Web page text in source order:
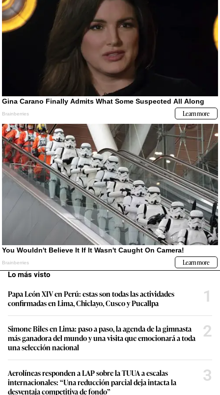
Lo más visto
Papa León XIV en Perú: estas son todas las actividades
confirmadas en Lima, Chiclayo, Cusco y Pucallpa
1
Simone Biles en Lima: paso a paso, la agenda de la gimnasta
más ganadora del mundo y una visita que emocionará a toda
una selección nacional
2
Aerolíneas responden a LAP sobre la TUUA a escalas
internacionales: “Una reducción parcial deja intacta la
desventaja competitiva de fondo”
3